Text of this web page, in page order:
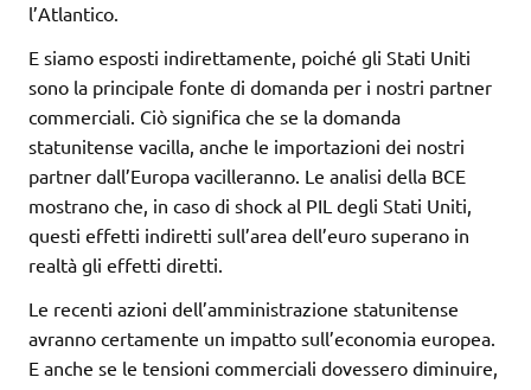
l’Atlantico.
E siamo esposti indirettamente, poiché gli Stati Uniti
sono la principale fonte di domanda per i nostri partner
commerciali. Ciò significa che se la domanda
statunitense vacilla, anche le importazioni dei nostri
partner dall’Europa vacilleranno. Le analisi della BCE
mostrano che, in caso di shock al PIL degli Stati Uniti,
questi effetti indiretti sull’area dell’euro superano in
realtà gli effetti diretti.
Le recenti azioni dell’amministrazione statunitense
avranno certamente un impatto sull’economia europea.
E anche se le tensioni commerciali dovessero diminuire,